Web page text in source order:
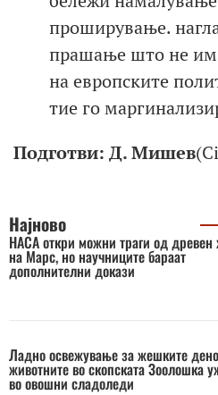
проширување.
прашање што не им
на европските
тие го
Подготви: Д. Мишев
Најново
НАСА откри можни траги од древен
на Марс, но научниците бараат
дополнителни докази
Ладно освежување за жешките
животните во скопската Зоолошка
во овошни сладоледи